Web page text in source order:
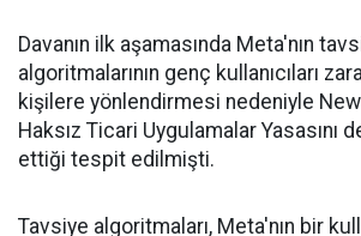
Davanın ilk aşamasında Meta'nın
algoritmalarının genç kullanıcıları
kişilere yönlendirmesi nedeniyle
Haksız Ticari Uygulamalar Yasasını
ettiği tespit edilmişti.
Tavsiye algoritmaları, Meta'nın bir